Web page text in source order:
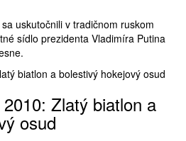
uskutočnili v tradičnom ruskom
sídlo prezidenta Vladimíra Putina
Zlatý biatlon a
osud